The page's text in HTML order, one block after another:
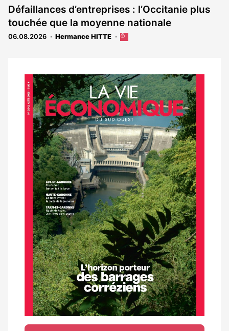
Défaillances d’entreprises : l’Occitanie plus
touchée que la moyenne nationale
06.08.2026 Hermance HITTE
Cet
aux
abonnés
Notre
dernier
magazine